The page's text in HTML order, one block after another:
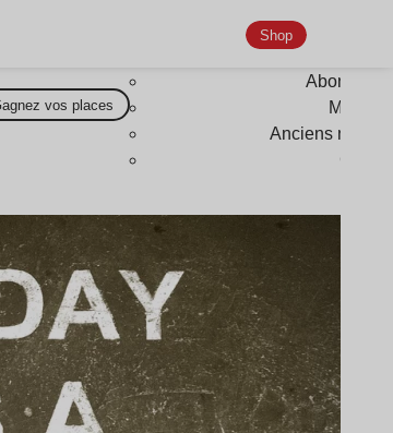
Gagnez vos places
Shop
Anciens